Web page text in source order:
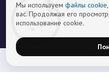
Мы используем файлы cookie
вас. Продолжая его
использование cookie.